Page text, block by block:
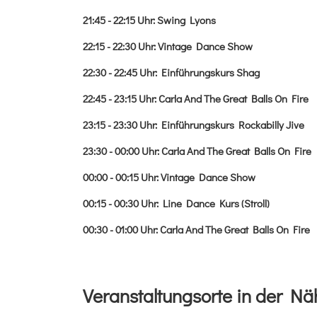
21:45 - 22:15 Uhr:Swing Lyons
22:15 - 22:30Uhr:Vintage Dance Show
22:30 - 22:45 Uhr: Einführungskurs Shag
22:45 - 23:15 Uhr:Carla And The Great Balls On Fire
23:15 - 23:30Uhr: Einführungskurs Rockabilly Jive
23:30 - 00:00Uhr:Carla And The Great Balls On Fire
00:00 - 00:15 Uhr:Vintage Dance Show
00:15 - 00:30Uhr: Line Dance Kurs (Stroll)
00:30 - 01:00Uhr:Carla And The Great Balls On Fire
Veranstaltungsorte in der